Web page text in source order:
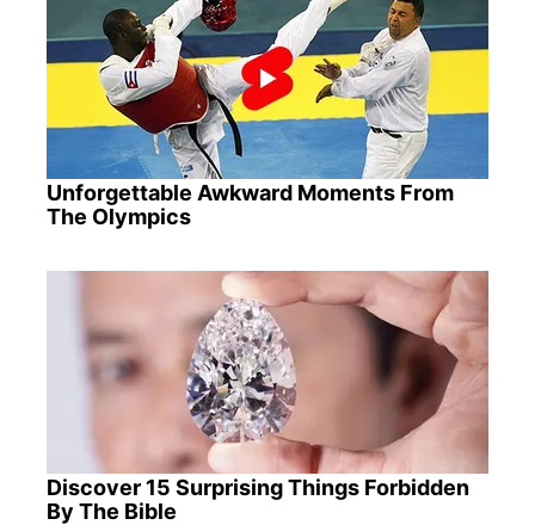
Unforgettable Awkward Moments From
The Olympics
Discover 15 Surprising Things Forbidden
By The Bible